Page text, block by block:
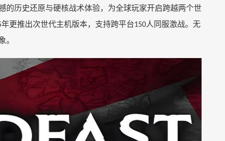
的历史还原与硬核战术体验，为全球玩家开启跨越两个世
年更推出次世代主机版本，支持跨平台150人同服激战。无
。